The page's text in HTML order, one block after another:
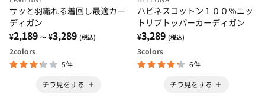
サッと羽織れる着回し最適カー
ディガン
¥2,189 ～ ¥3,289 (税込)
2colors
5件
チラ見をする
ハピネスコットン１００％ニッ
トリブトッパーカーディガン
¥3,289 (税込)
3colors
6件
チラ見をする